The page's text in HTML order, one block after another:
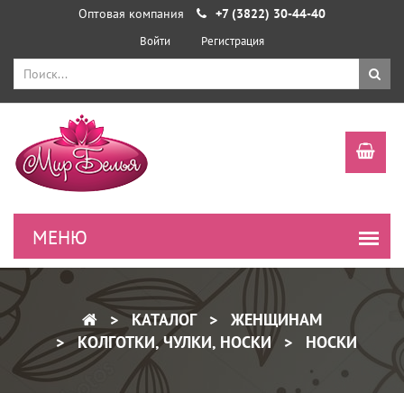
Оптовая компания +7 (3822) 30-44-40
Войти Регистрация
КАТАЛОГ
ЖЕНЩИНАМ
КОЛГОТКИ, ЧУЛКИ, НОСКИ
НОСКИ